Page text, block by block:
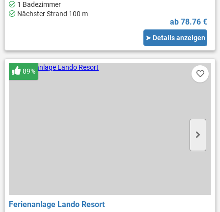
1 Badezimmer
Nächster Strand 100 m
ab 78.76 €
➤ Details anzeigen
Ferienanlage Lando Resort
89%